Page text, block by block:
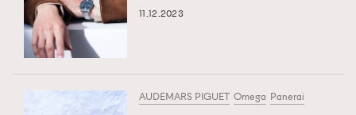
11.12.2023
AUDEMARS PIGUET Omega Panerai